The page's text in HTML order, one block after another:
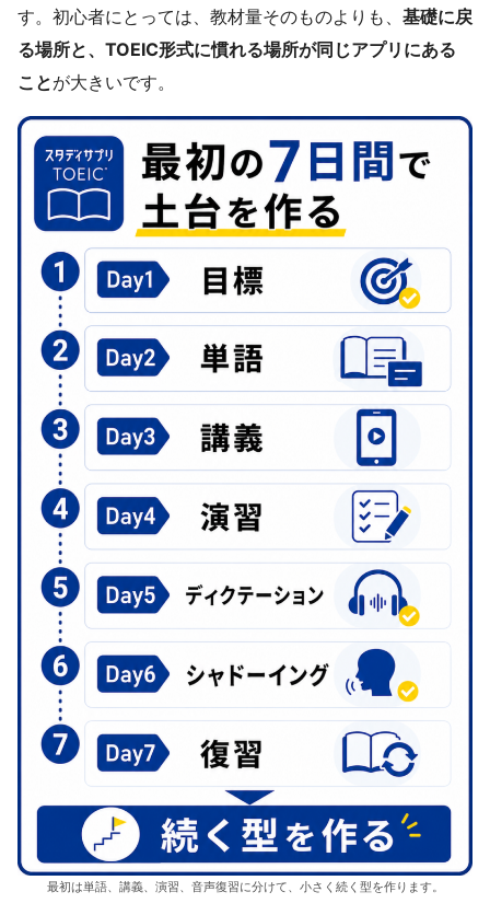
す。初心者にとっては、教材量そのものよりも、 基礎に戻
る場所と、TOEIC形式に慣れる場所が同じアプリにある
ことが大きいです。
最初は単語、講義、演習、音声復習に分けて、小さく続く型を作ります。